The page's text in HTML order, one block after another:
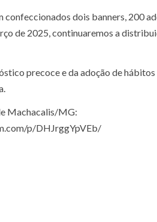
confeccionados dois banners, 200
de 2025, continuaremos a
precoce e da adoção de
Machacalis/MG:
p/DHJrggYpVEb/